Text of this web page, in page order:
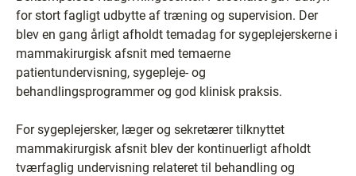
for stort fagligt udbytte af træning og supervision. Der
blev en gang årligt afholdt temadag for sygeplejerskerne i
mammakirurgisk afsnit med temaerne
patientundervisning, sygepleje- og
behandlingsprogrammer og god klinisk praksis.
For sygeplejersker, læger og sekretærer tilknyttet
mammakirurgisk afsnit blev der kontinuerligt afholdt
tværfaglig undervisning relateret til behandling og